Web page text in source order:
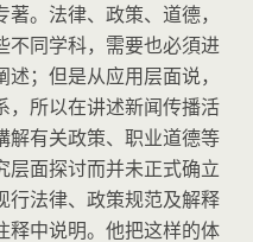
。法律、政策、道德，
不同学科，需要也必須进
；但是从应用层面说，
，所以在讲述新闻传播活
解有关政策、职业道德等
层面探讨而并未正式确立
行法律、政策规范及解释
释中说明。他把这样的体